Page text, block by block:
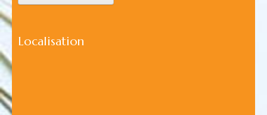
Localisation